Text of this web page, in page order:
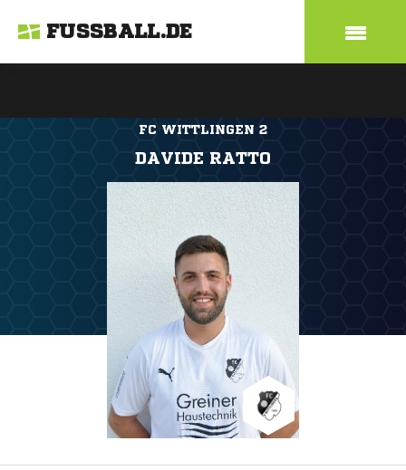
FUSSBALL.DE
FC WITTLINGEN 2
DAVIDE RATTO